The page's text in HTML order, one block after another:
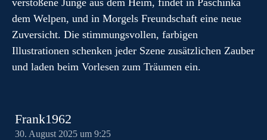
verstoßene Junge aus dem Heim, findet in Paschinka
dem Welpen, und in Morgels Freundschaft eine neue
Zuversicht. Die stimmungsvollen, farbigen
Illustrationen schenken jeder Szene zusätzlichen Zauber
und laden beim Vorlesen zum Träumen ein.
Frank1962
30. August 2025 um 9:25